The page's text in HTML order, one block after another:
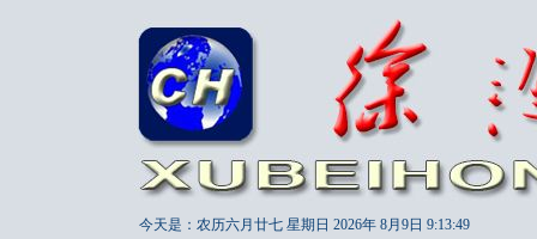
今天是：农历六月廿七 星期日 2026年 8月9日 9:13:51